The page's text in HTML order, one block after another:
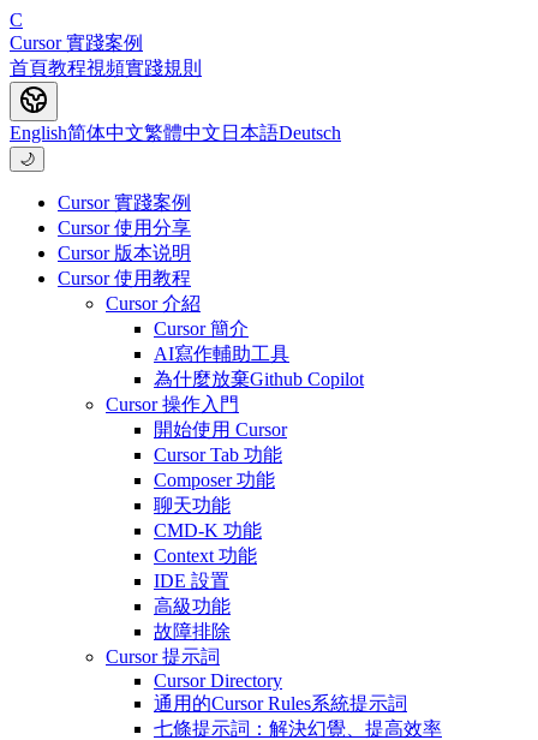
C
Cursor 實踐案例
首頁教程視頻實踐規則
English简体中文繁體中文 日本語Deutsch
🌙
Cursor 實踐案例
Cursor 使用分享
Cursor 版本说明
Cursor 使用教程
Cursor 介紹
Cursor 簡介
AI寫作輔助工具
為什麼放棄Github Copilot
Cursor 操作入門
開始使用 Cursor
Cursor Tab 功能
Composer 功能
聊天功能
CMD-K 功能
Context 功能
IDE 設置
高級功能
故障排除
Cursor 提示詞
Cursor Directory
通用的Cursor Rules系統提示詞
七條提示詞：解決幻覺、提高效率